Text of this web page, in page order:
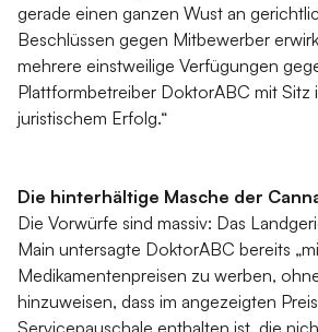
gerade einen ganzen Wust an
Beschlüssen gegen Mitbewerber
mehrere einstweilige Verfügungen
Plattformbetreiber DoktorABC mit
juristischem Erfolg.“
Die hinterhältige Masche der
Die Vorwürfe sind massiv: Das
Main untersagte DoktorABC bereits
Medikamentenpreisen zu werben,
hinzuweisen, dass im angezeigten
Servicepauschale enthalten ist, die